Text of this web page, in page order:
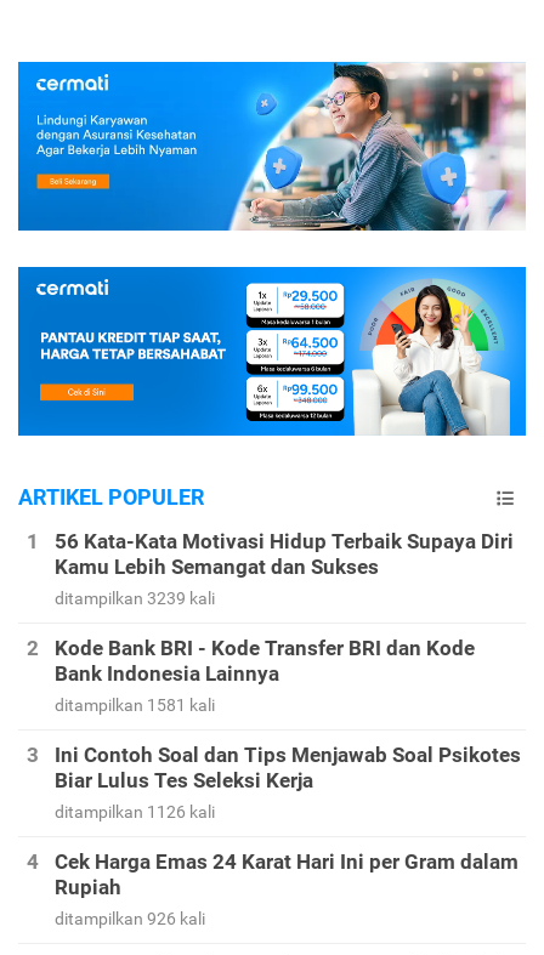
ARTIKEL POPULER
56 Kata-Kata Motivasi Hidup Terbaik Supaya Diri
Kamu Lebih Semangat dan Sukses
ditampilkan 3239 kali
Kode Bank BRI - Kode Transfer BRI dan Kode
Bank Indonesia Lainnya
ditampilkan 1581 kali
Ini Contoh Soal dan Tips Menjawab Soal Psikotes
Biar Lulus Tes Seleksi Kerja
ditampilkan 1126 kali
Cek Harga Emas 24 Karat Hari Ini per Gram dalam
Rupiah
ditampilkan 926 kali